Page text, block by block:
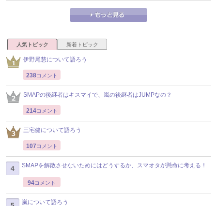
人気トピック 新着トピック
伊野尾慧について語ろう
238コメント
SMAPの後継者はキスマイで、嵐の後継者はJUMPなの？
214コメント
三宅健について語ろう
107 コメント
SMAPを解散させないためにはどうするか、スマオタが懸命に考える！
94コメント
嵐について語ろう